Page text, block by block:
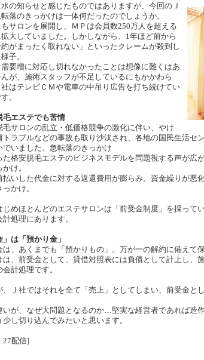
の知らせと感じたものではありますが、今回のＪ
落のきっかけは一体何だったのでしょうか。
サロンを展開し、ＭＰは会員数250万人を超える
拡大していました。しかしながら、1年ほど前から
がまったく取れない」といったクレームが殺到し
子。
要増に対応し切れなかったことは想像に難くはあ
んが、施術スタッフが不足しているにもかかわら
はテレビＣＭや電車の中吊り広告を打ち続けてい
。
毛エステでも苦情
毛サロンの乱立・低価格競争の激化に伴い、やけ
トラブルなどの事故も取り沙汰され、各地の国民生活セ
でいました。急転落のきっかけ
た格安脱毛エステのビジネスモデルを問題視する声が広
け。
払いした代金に対する返還費用が膨らみ、資金繰りが悪
かけ。
じめほとんどのエステサロンは「前受金制度」を採って
処理にあります。
」は「預かり金」
は、あくまでも「預かりもの」。万が一の解約に備えて
は、前受金として、貸借対照表には負債として計上し、
計処理です。
、Ｊ社ではそれを全て「売上」としてしまい、前受金と
いが、なぜ大問題となるのか…堅実な経営者であれば造
少し切り込んでみたいと思います。
配信]